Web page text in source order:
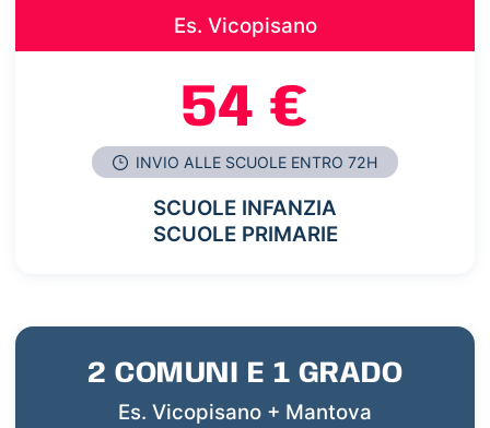
Es. Vicopisano
54 €
INVIO ALLE SCUOLE ENTRO 72H
SCUOLE INFANZIA
SCUOLE PRIMARIE
2 COMUNI E 1 GRADO
Es. Vicopisano + Mantova